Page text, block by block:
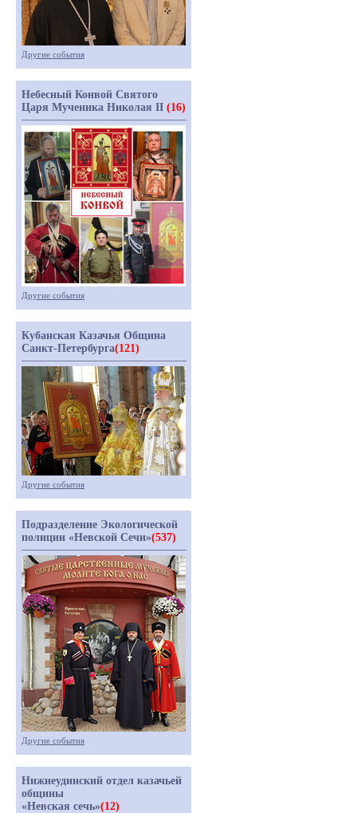
Другие события
Небесный Конвой Святого
Царя Мученика Николая II (16)
Другие события
Кубанская Казачья Община
Санкт-Петербурга(121)
Другие события
Подразделение Экологической
полиции «Невской Сечи»(537)
Другие события
Нижнеудинский отдел казачьей
общины
«Невская сечь»(12)